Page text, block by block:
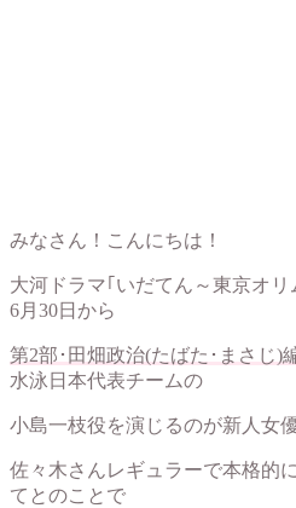
みなさん！こんにちは！
大河ドラマ｢いだてん～東京オ
6月30日から
第2部･田畑政治(たばた･まさじ)
水泳日本代表チームの
小島一枝役を演じるのが新人女
佐々木さんレギュラーで本格的
てとのことで